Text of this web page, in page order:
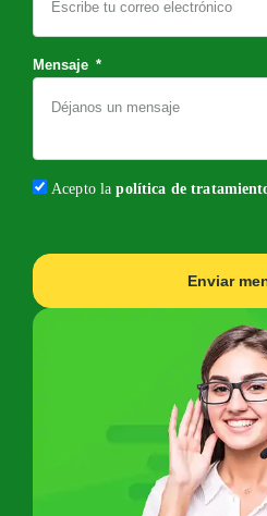
Mensaje
Acepto lapolítica de
Enviar